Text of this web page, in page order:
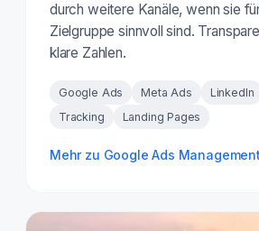
durch weitere Kanäle, wenn sie
Zielgruppe sinnvoll sind.
klare Zahlen.
Google Ads Meta Ads LinkedIn
Tracking
Landing Pages
Mehr zu Google Ads Management